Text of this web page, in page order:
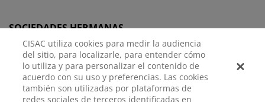
SOCIEDADES HERMANAS
CISAC utiliza cookies para medir la audiencia
del sitio, para localizarle, para entender cómo
lo utiliza y para personalizar el contenido de
acuerdo con su uso y preferencias. Las cookies
también son utilizadas por plataformas de
redes sociales de terceros identificadas en